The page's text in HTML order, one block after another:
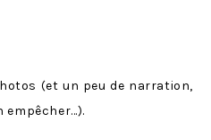
(et un peu de narration,
empêcher…).